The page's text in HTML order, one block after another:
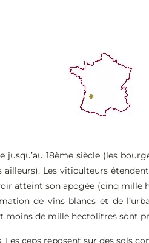
18ème siècle (les
Les viticulteurs
atteint son apogée (cinq mille
de vins blancs et de
moins de mille hectolitres sont
ceps reposent sur des sols